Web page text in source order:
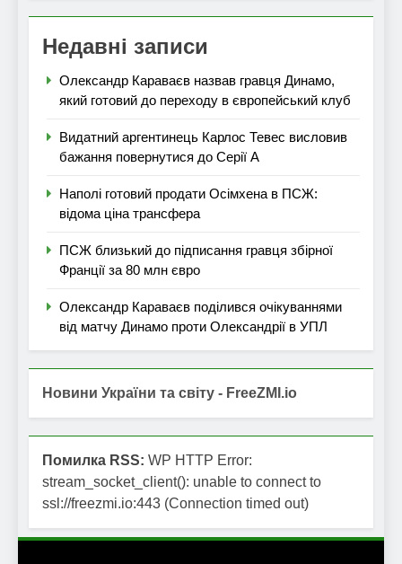
Недавні записи
Олександр Караваєв назвав гравця Динамо,
який готовий до переходу в європейський клуб
Видатний аргентинець Карлос Тевес висловив
бажання повернутися до Серії А
Наполі готовий продати Осімхена в ПСЖ:
відома ціна трансфера
ПСЖ близький до підписання гравця збірної
Франції за 80 млн євро
Олександр Караваєв поділився очікуваннями
від матчу Динамо проти Олександрії в УПЛ
Новини України та світу - FreeZMI.io
Помилка RSS: WP HTTP Error:
stream_socket_client(): unable to connect to
ssl://freezmi.io:443 (Connection timed out)